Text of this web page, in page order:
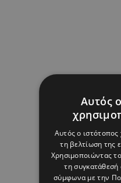
Αυτός
Αυτός ο ιστότοπος
τη βελτίωση της
Χρησιμοποιώντας
τη συγκατάθεσή
σύμφωνα με την